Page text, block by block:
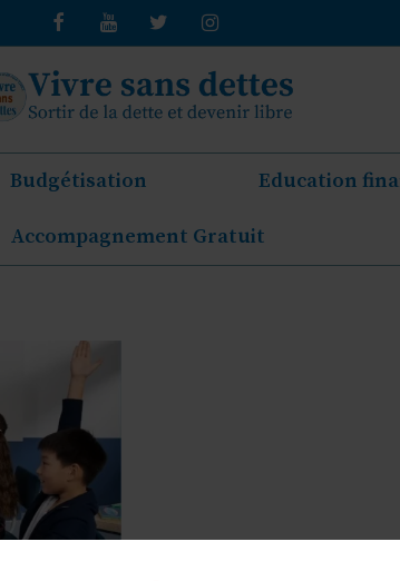
Budgétisation Education
Accompagnement Gratuit